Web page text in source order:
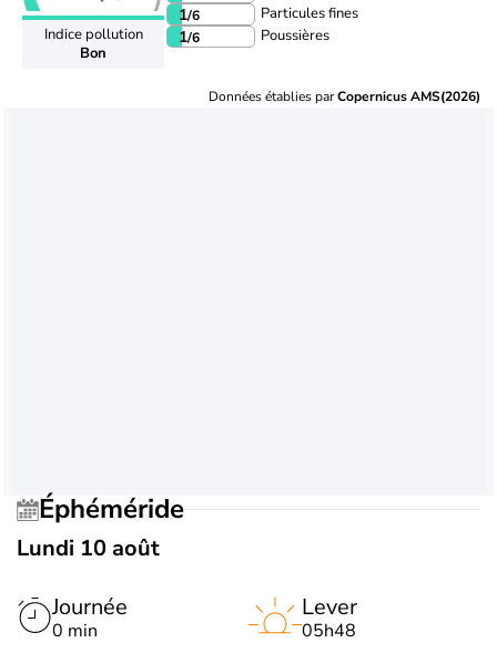
Indice pollution
Bon
1/6 Particules fines
1/6 Poussières
Données établies parCopernicus AMS(2026)
Éphéméride
Lundi 10 août
Journée
0 min
Lever
05h48